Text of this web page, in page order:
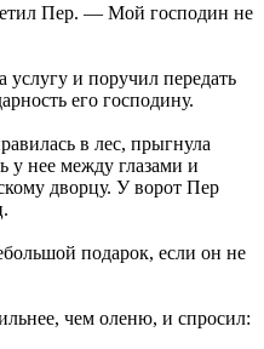
Пер. — Мой господин не
услугу и поручил передать
его господину.
в лес, прыгнула
у нее между глазами и
дворцу. У ворот Пер
подарок, если он не
чем оленю, и спросил: